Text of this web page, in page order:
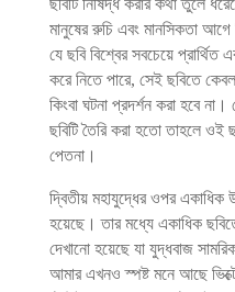
ছবিটি নিষিদ্ধ করার কথা তুলে
মানুষের রুচি এবং মানসিকতা
যে ছবি বিশ্বের সবচেয়ে
করে নিতে পারে, সেই ছবিতে
কিংবা ঘটনা প্রদর্শন করা হবে
ছবিটি তৈরি করা হতো তাহলে
পেতনা।
দ্বিতীয় মহাযুদ্ধের ওপর একাধিক
হয়েছে। তার মধ্যে একাধিক
দেখানো হয়েছে যা যুদ্ধবাজ
আমার এখনও স্পষ্ট মনে আছে